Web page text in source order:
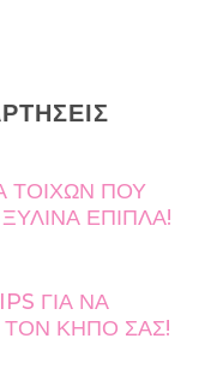
ΤΟΙΧΩΝ ΠΟΥ
ΕΠΙΠΛΑ!
ΓΙΑ ΝΑ
ΚΗΠΟ ΣΑΣ!